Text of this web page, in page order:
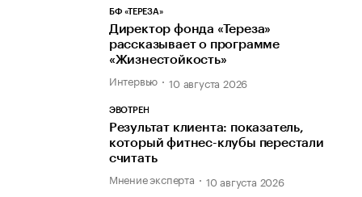
БФ «ТЕРЕЗА»
Директор фонда «Тереза»
рассказывает о программе
«Жизнестойкость»
Интервью 10 августа 2026
ЭВОТРЕН
Результат клиента: показатель,
который фитнес-клубы перестали
считать
Мнение эксперта 10 августа 2026